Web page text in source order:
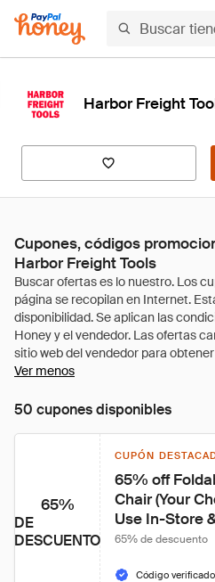
Harbor Freight
Cupones, códigos
Harbor Freight Tools
Ver menos
50 cupones disponibles
65%
DE
DESCUENTO
CUPÓN
65% off
Chair (Your
Use In-Store
65% de descuento
Código verificado